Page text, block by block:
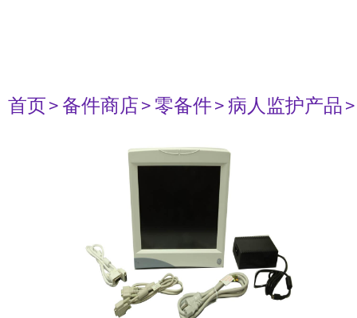
首页> 备件商店> 零备件> 病人监护产品